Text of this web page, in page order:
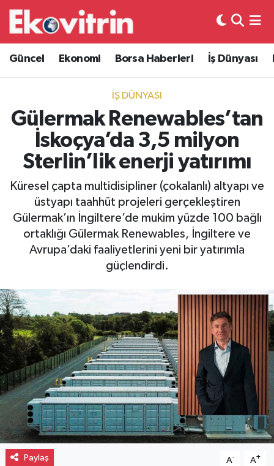
Güncel Ekonomi Borsa Haberleri İş Dünyası
İŞ DÜNYASI
Gülermak Renewables’tan
İskoçya’da 3,5 milyon
Sterlin’lik enerji yatırımı
Küresel çapta multidisipliner (çokalanlı) altyapı ve
üstyapı taahhüt projeleri gerçekleştiren
Gülermak’ın İngiltere’de mukim yüzde 100 bağlı
ortaklığı Gülermak Renewables, İngiltere ve
Avrupa’daki faaliyetlerini yeni bir yatırımla
güçlendirdi.
Paylaş A- A+
Güncel
Ekonomi
Borsa Haberleri
İş Dünyası
Lojistik
Otovitrin
Asayiş
Spor
Eğitim
Hava Durumu
Trafik Durumu
Süper Lig Puan Durumu ve Fikstür
Tüm Manşetler
Son Dakika Haberleri
Haber Arşivi